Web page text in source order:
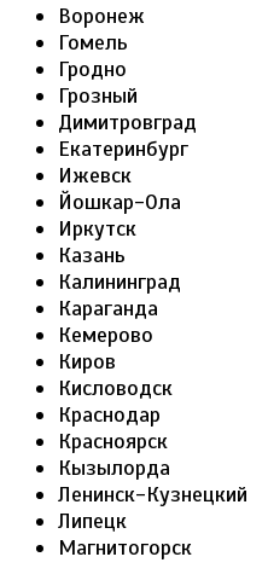
Воронеж
Гомель
Гродно
Грозный
Димитровград
Екатеринбург
Ижевск
Йошкар-Ола
Иркутск
Казань
Калининград
Караганда
Кемерово
Киров
Кисловодск
Краснодар
Красноярск
Кызылорда
Ленинск-Кузнецкий
Липецк
Магнитогорск